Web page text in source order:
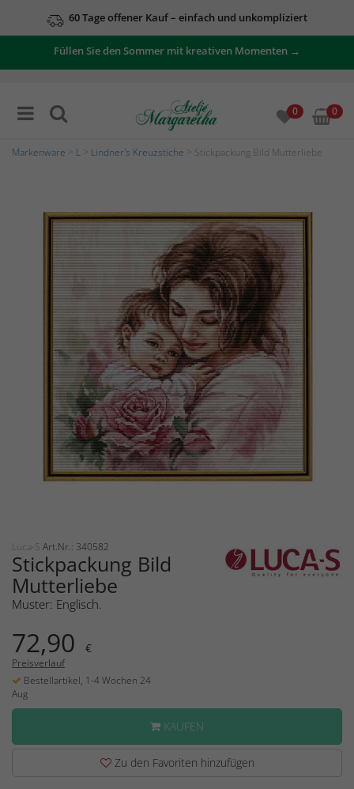
Immer versandkostenfreie Lieferung ab 79 € Bestellwert
60 Tage offener Kauf – einfach und unkompliziert
Füllen Sie den Sommer mit kreativen Momenten →
0 0
Markenware L Lindner's Kreuzstiche > Stickpackung Bild Mutterliebe
Luca-S Art.Nr.: 340582
Stickpackung Bild
Mutterliebe
Muster: Englisch.
72,90 €
Preisverlauf
Bestellartikel, 1-4 Wochen 24
Aug
KAUFEN
Zu den Favoriten hinzufügen